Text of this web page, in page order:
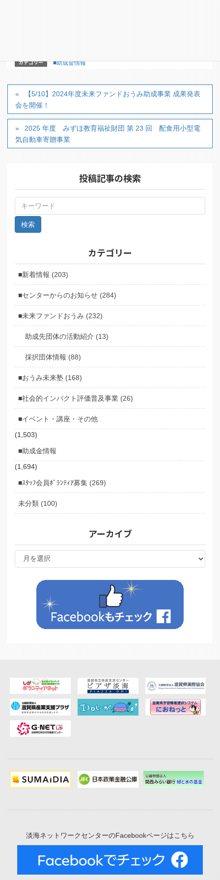
＊詳細はYahoo!基金のホームページから助成プロ
グラム詳細をご覧ください
カテゴリー ■助成金情報
【5/10】2024年度未来ファンドおうみ助成事業 成果発表
会を開催！
2025 年度 みずほ教育福祉財団 第 23 回 配食用小型電
気自動車寄贈事業
投稿記事の検索
カテゴリー
■新着情報 (203)
■センターからのお知らせ (284)
■未来ファンドおうみ (232)
助成先団体の活動紹介 (13)
採択団体情報 (88)
■おうみ未来塾 (168)
■社会的インパクト評価普及事業 (26)
■イベント・講座・その他
(1,503)
■助成金情報
(1,694)
■ｽﾀｯﾌ会員ﾎﾞﾗﾝﾃｨｱ募集 (269)
未分類 (100)
アーカイブ
淡海ネットワークセンターのFacebookページはこちら